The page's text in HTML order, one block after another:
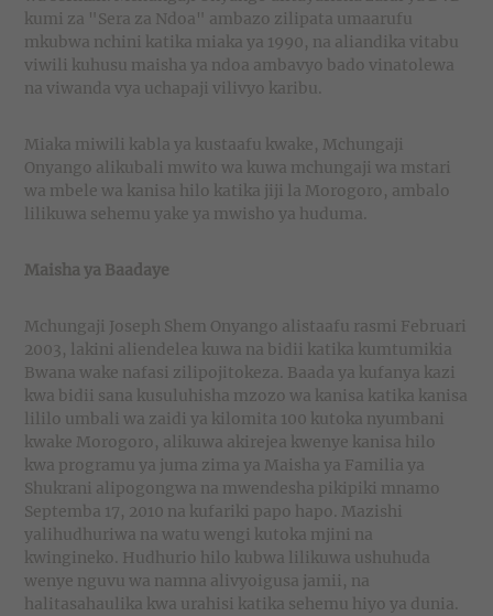
kumi za "Sera za Ndoa" ambazo zilipata umaarufu
mkubwa nchini katika miaka ya 1990, na aliandika vitabu
viwili kuhusu maisha ya ndoa ambavyo bado vinatolewa
na viwanda vya uchapaji vilivyo karibu.
Miaka miwili kabla ya kustaafu kwake, Mchungaji
Onyango alikubali mwito wa kuwa mchungaji wa mstari
wa mbele wa kanisa hilo katika jiji la Morogoro, ambalo
lilikuwa sehemu yake ya mwisho ya huduma.
Maisha ya Baadaye
Mchungaji Joseph Shem Onyango alistaafu rasmi Februari
2003, lakini aliendelea kuwa na bidii katika kumtumikia
Bwana wake nafasi zilipojitokeza. Baada ya kufanya kazi
kwa bidii sana kusuluhisha mzozo wa kanisa katika kanisa
lililo umbali wa zaidi ya kilomita 100 kutoka nyumbani
kwake Morogoro, alikuwa akirejea kwenye kanisa hilo
kwa programu ya juma zima ya Maisha ya Familia ya
Shukrani alipogongwa na mwendesha pikipiki mnamo
Septemba 17, 2010 na kufariki papo hapo. Mazishi
yalihudhuriwa na watu wengi kutoka mjini na
kwingineko. Hudhurio hilo kubwa lilikuwa ushuhuda
wenye nguvu wa namna alivyoigusa jamii, na
halitasahaulika kwa urahisi katika sehemu hiyo ya dunia.